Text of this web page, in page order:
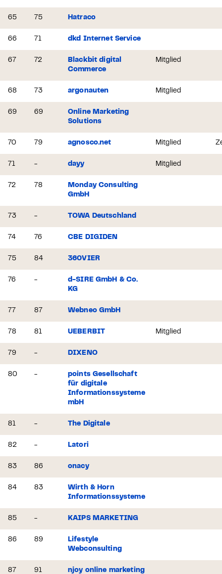
65 75 Hatraco
66 71 dkd Internet Service
67 72
Blackbit digital
Commerce
Mitglied
68 73 argonauten Mitglied
69 69
Online Marketing
Solutions
70 79 agnosco.net Mitglied
71 - dayy Mitglied
72 78
Monday Consulting
GmbH
73 - TOWA Deutschland
74 76 CBE DIGIDEN
75 84 360VIER
76 -
d-SIRE GmbH & Co.
KG
77 87 Webneo GmbH
78 81 UEBERBIT Mitglied
79 - DIXENO
80 -
points Gesellschaft
für digitale
Informationssysteme
mbH
81 - The Digitale
82 - Latori
83 86 onacy
84 83
Wirth & Horn
Informationssysteme
85 - KAIPS MARKETING
86 89
Lifestyle
Webconsulting
87 91 njoy online marketing